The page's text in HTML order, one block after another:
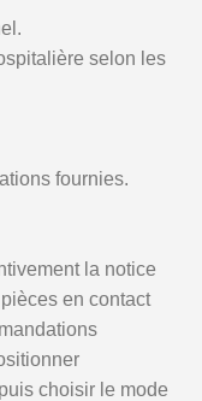
selon les
fournies.
la notice
en contact
choisir le mode